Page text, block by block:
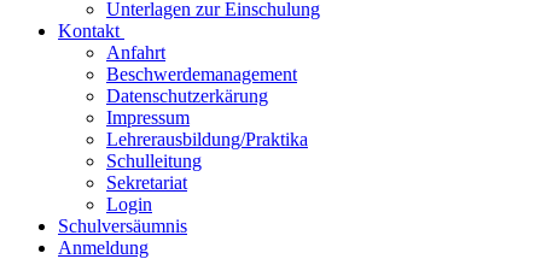
Unterlagen zur Einschulung
Kontakt
Anfahrt
Beschwerdemanagement
Datenschutzerkärung
Impressum
Lehrerausbildung/Praktika
Schulleitung
Sekretariat
Login
Schulversäumnis
Anmeldung